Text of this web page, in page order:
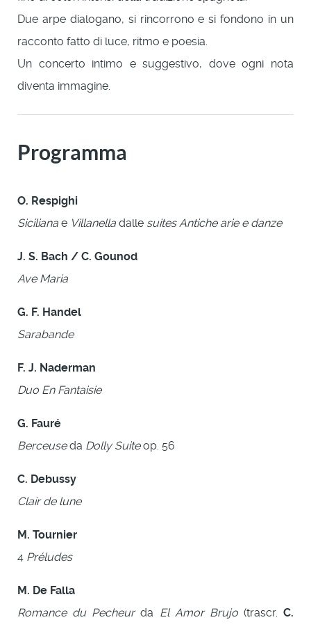
Due arpe dialogano, si rincorrono e si fondono in un
racconto fatto di luce, ritmo e poesia.
Un concerto intimo e suggestivo, dove ogni nota
diventa immagine.
Programma
O. Respighi
Siciliana e Villanella dalle suites Antiche arie e danze
J. S. Bach / C. Gounod
Ave Maria
G. F. Handel
Sarabande
F. J. Naderman
Duo En Fantaisie
G. Fauré
Berceuseda Dolly Suiteop. 56
C. Debussy
Clair de lune
M. Tournier
4 Préludes
M. De Falla
Romance du Pecheurda El Amor Brujo(trascr. C.